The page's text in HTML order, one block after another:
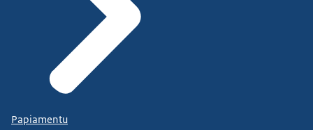
Papiamentu